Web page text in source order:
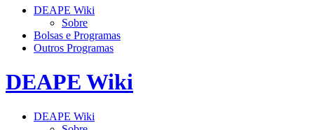
DEAPE Wiki
Sobre
Bolsas e Programas
Outros Programas
DEAPE Wiki
DEAPE Wiki